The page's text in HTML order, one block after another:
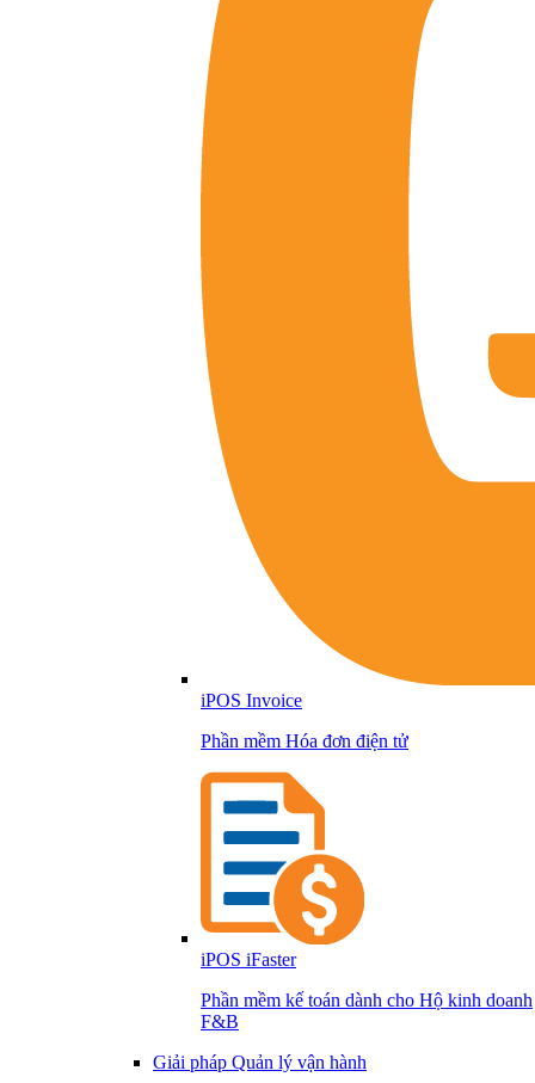
iPOS Invoice
Phần mềm Hóa đơn điện tử
iPOS iFaster
Phần mềm kế toán dành cho Hộ kinh doanh
F&B
Giải pháp Quản lý vận hành